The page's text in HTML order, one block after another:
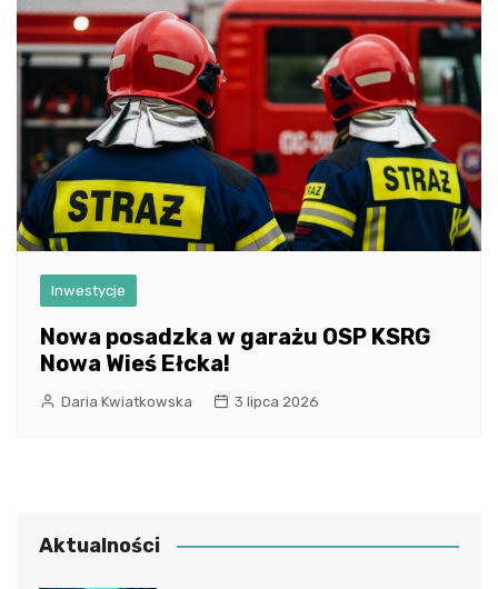
Inwestycje
Nowa posadzka w garażu OSP KSRG
Nowa Wieś Ełcka!
Daria Kwiatkowska 3 lipca 2026
Aktualności